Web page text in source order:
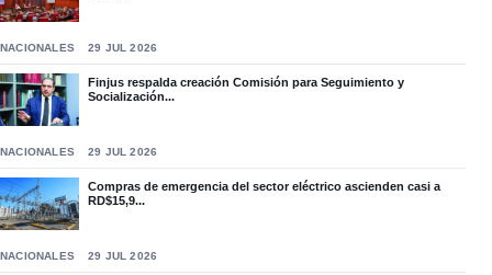
NACIONALES 29 JUL 2026
Finjus respalda creación Comisión para Seguimiento y
Socialización...
NACIONALES 29 JUL 2026
Compras de emergencia del sector eléctrico ascienden casi a
RD$15,9...
NACIONALES 29 JUL 2026